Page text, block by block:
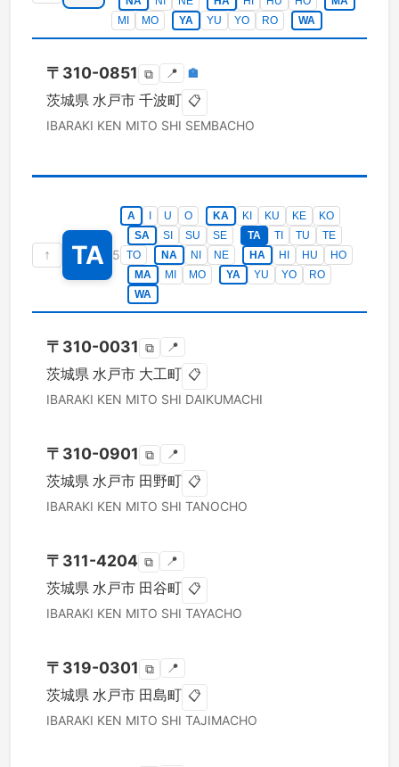
MI
MO YA YU YO RO WA
〒 310-0851 ⧉ 📍 🏣
茨城県 水戸市 千波町 📋
IBARAKI KEN MITO SHI SEMBACHO
↑ TA 5
A U O KA KI KU KE
KO
SA
SI SU SE TA TI TU
TE
TO
NA NI NE HA HI HU
HO
MA
MI MO YA YU YO
RO
WA
〒 310-0031 ⧉ 📍
茨城県 水戸市 大工町 📋
IBARAKI KEN MITO SHI DAIKUMACHI
〒 310-0901 ⧉ 📍
茨城県 水戸市 田野町 📋
IBARAKI KEN MITO SHI TANOCHO
〒 311-4204 ⧉ 📍
茨城県 水戸市 田谷町 📋
IBARAKI KEN MITO SHI TAYACHO
〒 319-0301 ⧉ 📍
茨城県 水戸市 田島町 📋
IBARAKI KEN MITO SHI TAJIMACHO